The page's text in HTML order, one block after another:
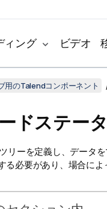
ィング ビデオ
用のTalendコンポーネント
ドステー
リーを定義し、データ
る必要があり、場合によ